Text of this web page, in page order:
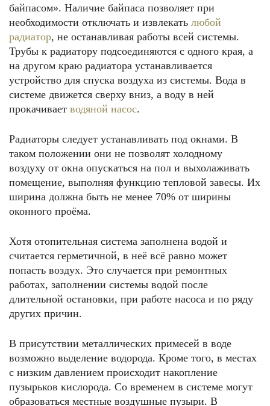
байпасом». Наличие байпаса позволяет при
необходимости отключать и извлекать любой
радиатор, не останавливая работы всей системы.
Трубы к радиатору подсоединяются с одного края, а
на другом краю радиатора устанавливается
устройство для спуска воздуха из системы. Вода в
системе движется сверху вниз, а воду в ней
прокачивает водяной насос.
Радиаторы следует устанавливать под окнами. В
таком положении они не позволят холодному
воздуху от окна опускаться на пол и выхолаживать
помещение, выполняя функцию тепловой завесы. Их
ширина должна быть не менее 70% от ширины
оконного проёма.
Хотя отопительная система заполнена водой и
считается герметичной, в неё всё равно может
попасть воздух. Это случается при ремонтных
работах, заполнении системы водой после
длительной остановки, при работе насоса и по ряду
других причин.
В присутствии металлических примесей в воде
возможно выделение водорода. Кроме того, в местах
с низким давлением происходит накопление
пузырьков кислорода. Со временем в системе могут
образоваться местные воздушные пузыри. В